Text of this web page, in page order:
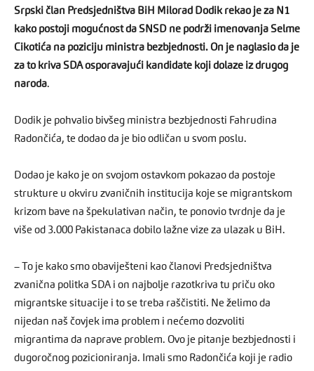
Srpski član Predsjedništva BiH Milorad Dodik rekao je za N1
kako postoji mogućnost da SNSD ne podrži imenovanja Selme
Cikotića na poziciju ministra bezbjednosti. On je naglasio da je
za to kriva SDA osporavajući kandidate koji dolaze iz drugog
naroda.
Dodik je pohvalio bivšeg ministra bezbjednosti Fahrudina
Radončića, te dodao da je bio odličan u svom poslu.
Dodao je kako je on svojom ostavkom pokazao da postoje
strukture u okviru zvaničnih institucija koje se migrantskom
krizom bave na špekulativan način, te ponovio tvrdnje da je
više od 3.000 Pakistanaca dobilo lažne vize za ulazak u BiH.
– To je kako smo obaviješteni kao članovi Predsjedništva
zvanična politka SDA i on najbolje razotkriva tu priču oko
migrantske situacije i to se treba raščistiti. Ne želimo da
nijedan naš čovjek ima problem i nećemo dozvoliti
migrantima da naprave problem. Ovo je pitanje bezbjednosti i
dugoročnog pozicioniranja. Imali smo Radončića koji je radio